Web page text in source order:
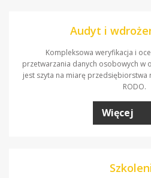
Audyt i
Kompleksowa weryfikacja i
przetwarzania danych osobowych w
jest szyta na miarę
RODO.
Więcej